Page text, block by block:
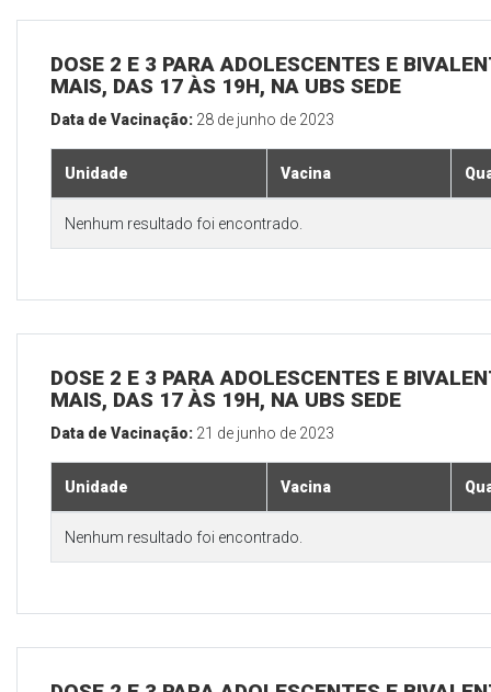
DOSE 2 E 3 PARA ADOLESCENTES E
MAIS, DAS 17 ÀS 19H, NA UBS SEDE
Data de Vacinação: 28 de junho de 2023
Unidade Vacina
Nenhum resultado foi encontrado.
DOSE 2 E 3 PARA ADOLESCENTES E
MAIS, DAS 17 ÀS 19H, NA UBS SEDE
Data de Vacinação: 21 de junho de 2023
Unidade Vacina
Nenhum resultado foi encontrado.